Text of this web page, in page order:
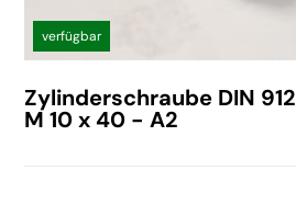
verfügbar
Zylinderschraube DIN 912
M 10 x 40 - A2